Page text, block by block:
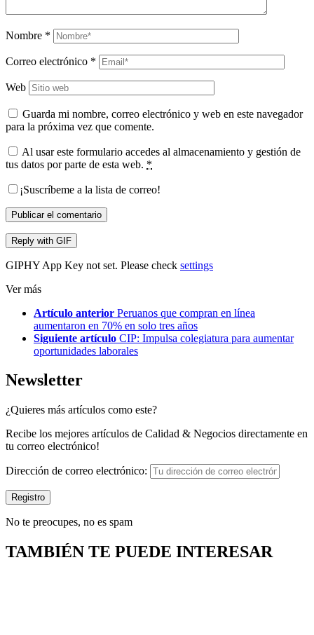
Nombre *
Correo electrónico *
Web
Guarda mi nombre, correo electrónico y web en este navegador
para la próxima vez que comente.
Al usar este formulario accedes al almacenamiento y gestión de
tus datos por parte de esta web. *
¡Suscríbeme a la lista de correo!
Publicar el comentario
Reply with GIF
GIPHY App Key not set. Please check settings
Ver más
Artículo anterior Peruanos que compran en línea
aumentaron en 70% en solo tres años
Siguiente artículo CIP: Impulsa colegiatura para aumentar
oportunidades laborales
Newsletter
¿Quieres más artículos como este?
Recibe los mejores artículos de Calidad & Negocios directamente en
tu correo electrónico!
Dirección de correo electrónico:
No te preocupes, no es spam
TAMBIÉN TE PUEDE INTERESAR